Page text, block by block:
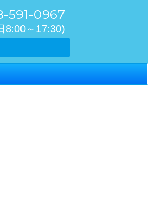
591-0967
8:00～17:30)